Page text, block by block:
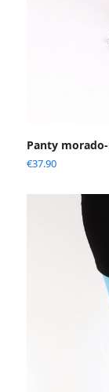
Panty
€37.90